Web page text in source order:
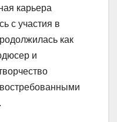
карьера
с участия в
как
и